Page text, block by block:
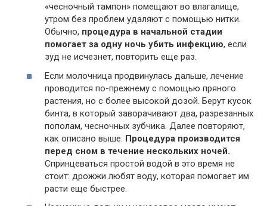
«чесночный тампон» помещают во влагалище,
утром без проблем удаляют с помощью нитки.
Обычно, процедура в начальной стадии
помогает за одну ночь убить инфекцию, если
зуд не исчезнет, повторить еще раз.
Если молочница продвинулась дальше, лечение
проводится по-прежнему с помощью пряного
растения, но с более высокой дозой. Берут кусок
бинта, в который заворачивают два, разрезанных
пополам, чесночных зубчика. Далее повторяют,
как описано выше. Процедура производится
перед сном в течение нескольких ночей.
Спринцеваться простой водой в это время не
стоит: дрожжи любят воду, которая помогает им
расти еще быстрее.